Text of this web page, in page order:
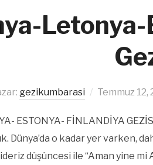
gezikumbarasi Temmuz 12,
ESTONYA- FİNLANDİYA
Dünya’da o kadar yer varken,
düşüncesi ile “Aman yine mi